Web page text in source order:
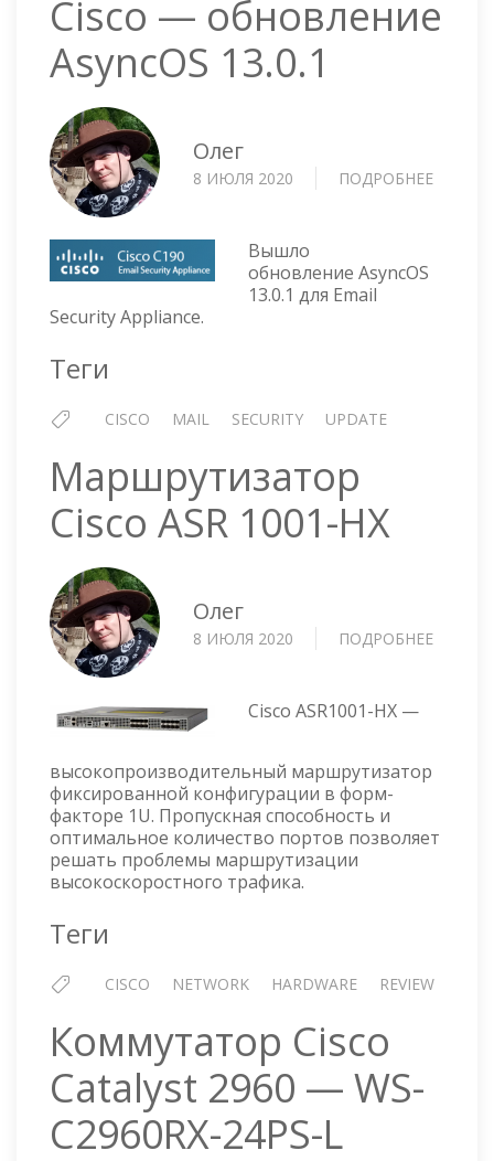
Cisco — обновление
AsyncOS 13.0.1
Олег
8 ИЮЛЯ 2020 ПОДРОБНЕЕ
Вышло
обновление AsyncOS
13.0.1 для Email
Security Appliance.
Теги
CISCO MAIL SECURITY UPDATE
Маршрутизатор
Cisco ASR 1001-HX
Олег
8 ИЮЛЯ 2020 ПОДРОБНЕЕ
Cisco ASR1001-HX —
высокопроизводительный маршрутизатор
фиксированной конфигурации в форм-
факторе 1U. Пропускная способность и
оптимальное количество портов позволяет
решать проблемы маршрутизации
высокоскоростного трафика.
Теги
CISCO NETWORK HARDWARE REVIEW
Коммутатор Cisco
Catalyst 2960 — WS-
C2960RX-24PS-L